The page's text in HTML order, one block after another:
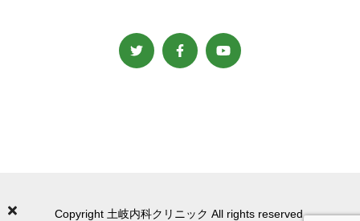
Copyright 土岐内科クリニック All rights reserved.